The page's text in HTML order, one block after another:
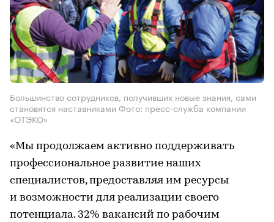
Большинство сотрудников, получивших новые знания, сами
становятся наставниками Фото: пресс-служба компании
«ОТЭКО»
«Мы продолжаем активно поддерживать
профессиональное развитие наших
специалистов, предоставляя им ресурсы
и возможности для реализации своего
потенциала. 32% вакансий по рабочим